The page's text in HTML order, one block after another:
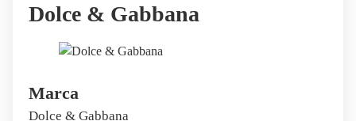
Dolce & Gabbana
Marca
Dolce & Gabbana